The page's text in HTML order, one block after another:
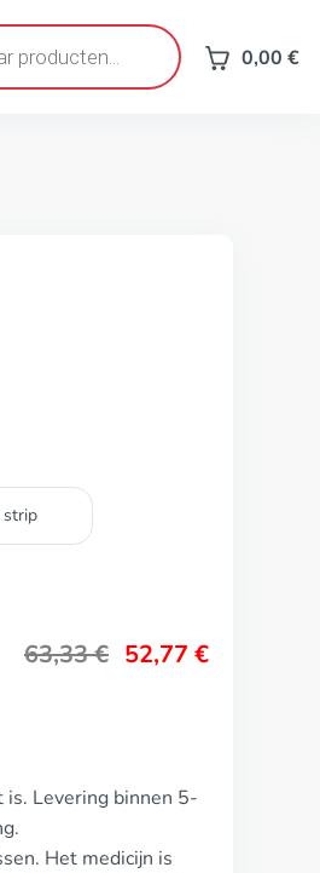
0,00 €
63,33€ 52,77 €
is. Levering binnen 5-
Het medicijn is